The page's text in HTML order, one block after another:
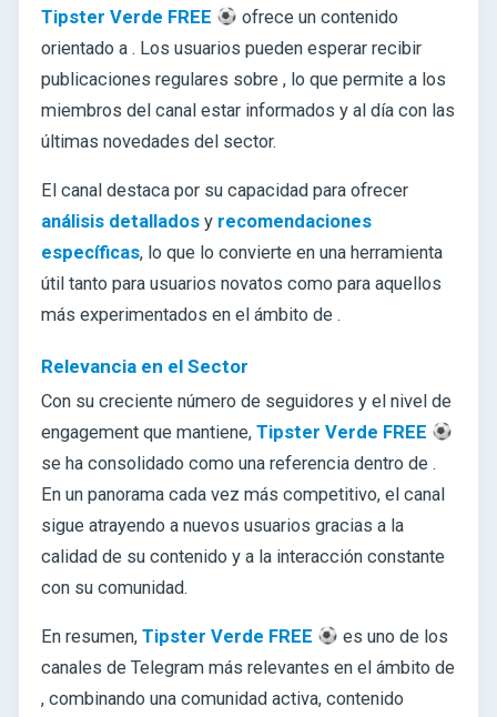
Tipster Verde FREE
ofrece un contenido
orientado a . Los usuarios pueden esperar recibir
publicaciones regulares sobre , lo que permite a los
miembros del canal estar informados y al día con las
últimas novedades del sector.
El canal destaca por su capacidad para ofrecer
análisis detallados y recomendaciones
específicas, lo que lo convierte en una herramienta
útil tanto para usuarios novatos como para aquellos
más experimentados en el ámbito de .
Relevancia en el Sector
Con su creciente número de seguidores y el nivel de
engagement que mantiene, Tipster Verde FREE
se ha consolidado como una referencia dentro de .
En un panorama cada vez más competitivo, el canal
sigue atrayendo a nuevos usuarios gracias a la
calidad de su contenido y a la interacción constante
con su comunidad.
En resumen, Tipster Verde FREE
es uno de los
canales de Telegram más relevantes en el ámbito de
, combinando una comunidad activa, contenido